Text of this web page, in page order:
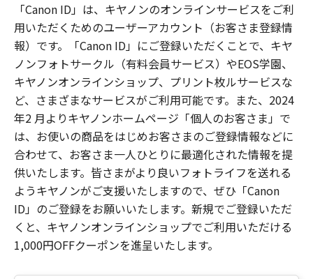
「Canon ID」は、キヤノンのオンラインサービスをご利
用いただくためのユーザーアカウント（お客さま登録情
報）です。「Canon ID」にご登録いただくことで、キヤ
ノンフォトサークル（有料会員サービス）やEOS学園、
キヤノンオンラインショップ、プリント枚ルサービスな
ど、さまざまなサービスがご利用可能です。また、2024
年2 月よりキヤノンホームページ「個人のお客さま」で
は、お使いの商品をはじめお客さまのご登録情報などに
合わせて、お客さま一人ひとりに最適化された情報を提
供いたします。皆さまがより良いフォトライフを送れる
ようキヤノンがご支援いたしますので、ぜひ「Canon
ID」のご登録をお願いいたします。新規でご登録いただ
くと、キヤノンオンラインショップでご利用いただける
1,000円OFFクーポンを進呈いたします。